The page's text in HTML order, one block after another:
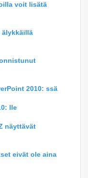
voit lisätä
älykkäillä
2010: ssä
lle
näyttävät
eivät ole aina